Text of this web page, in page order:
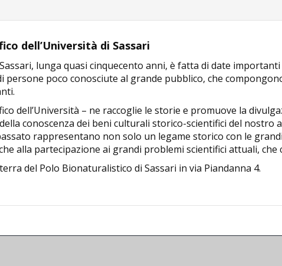
dell’Università di Sassari
lunga quasi cinquecento anni, è fatta di date
persone poco conosciute al grande pubblico, che
dell’Università – ne raccoglie le storie e promuove la
conoscenza dei beni culturali storico-scientifici del nostro
rappresentano non solo un legame storico con le
alla partecipazione ai grandi problemi scientifici attuali,
del Polo Bionaturalistico di Sassari in via Piandanna 4.